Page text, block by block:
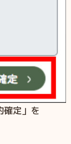
確定」を